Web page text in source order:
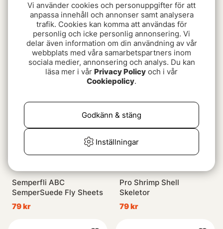
Easy Shrimp Legs 2.0
Electric Ripple Ice Fiber
79 kr
Semperfli ABC
SemperSuede Fly Sheets
79 kr
Pro Shrimp Shell
Skeletor
79 kr
Vi använder cookies och personuppgifter för att
anpassa innehåll och annonser samt analysera
trafik. Cookies kan komma att användas för
personlig och icke personlig annonsering. Vi
delar även information om din användning av vår
webbplats med våra samarbetspartners inom
sociala medier, annonsering och analys. Du kan
läsa mer i vår Privacy Policy och i vår
Cookiepolicy.
Inställningar
Godkänn & stäng